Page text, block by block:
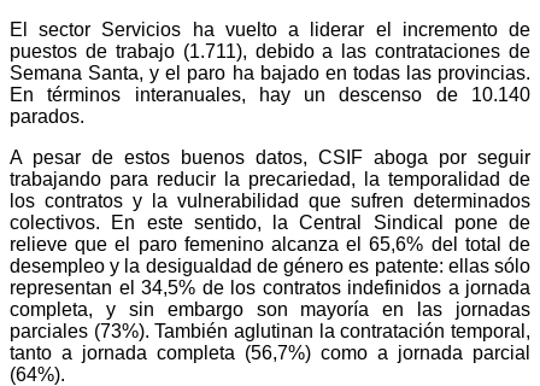
El sector Servicios ha vuelto a liderar el incremento de
puestos de trabajo (1.711), debido a las contrataciones de
Semana Santa, y el paro ha bajado en todas las provincias.
En términos interanuales, hay un descenso de 10.140
parados.
A pesar de estos buenos datos, CSIF aboga por seguir
trabajando para reducir la precariedad, la temporalidad de
los contratos y la vulnerabilidad que sufren determinados
colectivos.
En este sentido, la Central Sindical pone de
relieve que el paro femenino alcanza el 65,6% del total de
desempleo y la desigualdad de género es patente: ellas sólo
representan el 34,5% de los contratos indefinidos a jornada
completa, y sin embargo son mayoría en las jornadas
parciales (73%). También aglutinan la contratación temporal,
tanto a jornada completa (56,7%) como a jornada parcial
(64%).